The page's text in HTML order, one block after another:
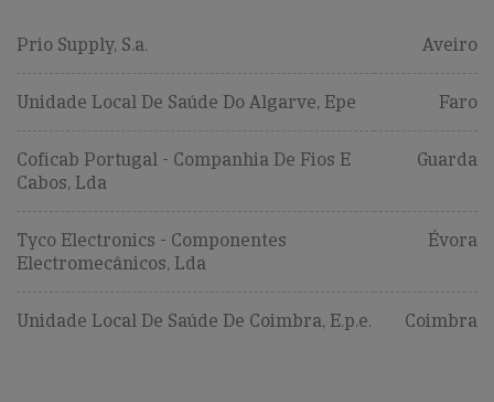
Prio Supply, S.a. Aveiro
Unidade Local De Saúde Do Algarve, Epe Faro
Coficab Portugal - Companhia De Fios E
Cabos, Lda
Guarda
Tyco Electronics - Componentes
Electromecânicos, Lda
Évora
Unidade Local De Saúde De Coimbra, E.p.e. Coimbra